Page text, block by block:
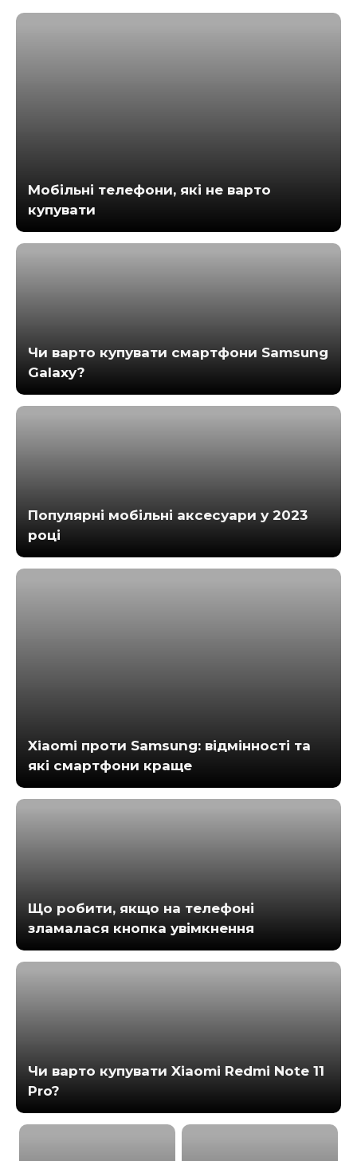
Мобільні телефони, які не варто
купувати
Чи варто купувати смартфони Samsung
Galaxy?
Популярні мобільні аксесуари у 2023
році
Xiaomi проти Samsung: відмінності та
які смартфони краще
Що робити, якщо на телефоні
зламалася кнопка увімкнення
Чи варто купувати Xiaomi Redmi Note 11
Pro?